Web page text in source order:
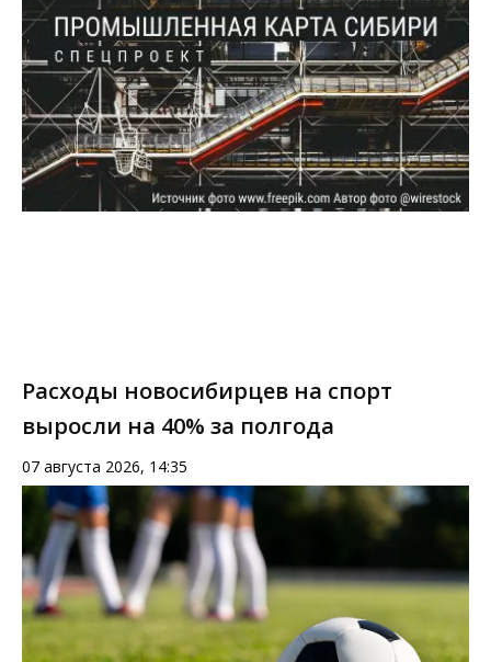
Расходы новосибирцев на спорт
выросли на 40% за полгода
07 августа 2026, 14:35